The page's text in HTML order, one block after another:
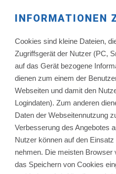
INFORMATIONEN
Cookies sind kleine Dateien,
Zugriffsgerät der Nutzer (PC,
auf das Gerät bezogene
dienen zum einem der
Webseiten und damit den
Logindaten). Zum anderen
Daten der Webseitennutzung
Verbesserung des Angebotes
Nutzer können auf den
nehmen. Die meisten Browser
das Speichern von Cookies